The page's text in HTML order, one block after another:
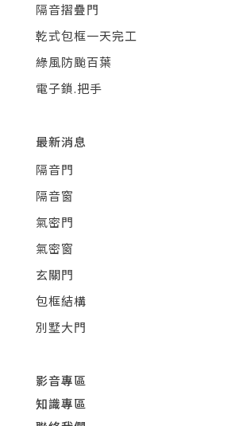
隔音摺疊門
乾式包框一天完工
綠風防颱百葉
電子鎖.把手
最新消息
隔音門
隔音窗
氣密門
氣密窗
玄關門
包框結構
別墅大門
影音專區
知識專區